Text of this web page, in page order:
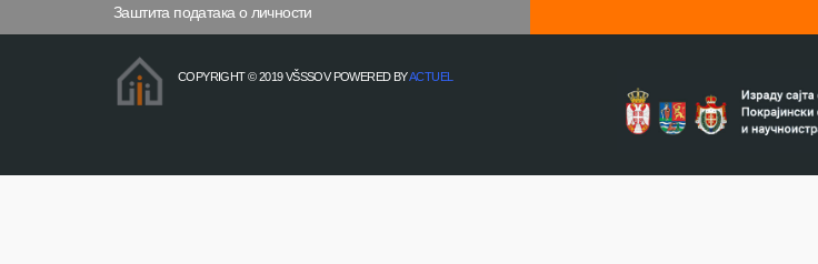
Заштита података о личности
COPYRIGHT © 2019 VŠSSOV POWERED BYACTUEL